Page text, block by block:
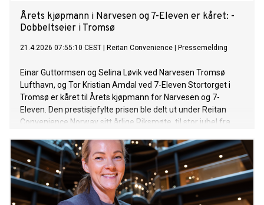
Årets kjøpmann i Narvesen og 7-Eleven er kåret: -
Dobbeltseier i Tromsø
21.4.2026 07:55:10 CEST Reitan Convenience Pressemelding
Einar Guttormsen og Selina Løvik ved Narvesen Tromsø
Lufthavn, og Tor Kristian Amdal ved 7-Eleven Stortorget i
Tromsø er kåret til Årets kjøpmann for Narvesen og 7-
Eleven. Den prestisjefylte prisen ble delt ut under Reitan
Convenience Norway sitt årlige Riksmøte, til stor jubel fra